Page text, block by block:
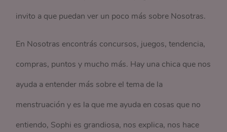
invito a que puedan ver un poco más sobre Nosotras.
En Nosotras encontrás concursos, juegos, tendencia,
compras, puntos y mucho más. Hay una chica que nos
ayuda a entender más sobre el tema de la
menstruación y es la que me ayuda en cosas que no
entiendo, Sophi es grandiosa, nos explica, nos hace